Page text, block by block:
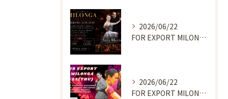
2026/06/22
FOR EXPORT MILONGA 7/9
2026/06/22
FOR EXPORT MILONGA 6/25